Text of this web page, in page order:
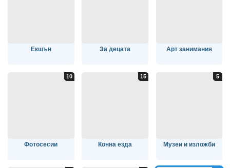
Екшън За децата Арт занимания
Фотосесии Конна езда Музеи и изложби